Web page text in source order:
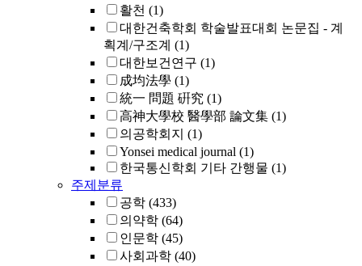
활천 (1)
대한건축학회 학술발표대회 논문집 - 계
획계/구조계 (1)
대한보건연구 (1)
成均法學 (1)
統一 問題 硏究 (1)
高神大學校 醫學部 論文集 (1)
의공학회지 (1)
Yonsei medical journal (1)
한국통신학회 기타 간행물 (1)
주제분류
공학 (433)
의약학 (64)
인문학 (45)
사회과학 (40)